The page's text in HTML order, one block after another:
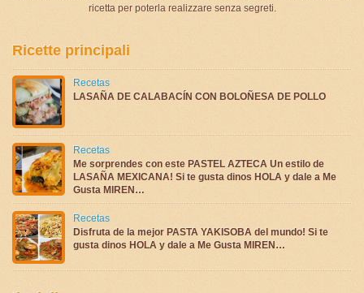
ricetta per poterla realizzare senza segreti.
Ricette principali
Recetas
LASAÑA DE CALABACÍN CON BOLOÑESA DE POLLO
Recetas
Me sorprendes con este PASTEL AZTECA Un estilo de
LASAÑA MEXICANA! Si te gusta dinos HOLA y dale a Me
Gusta MIREN…
Recetas
Disfruta de la mejor PASTA YAKISOBA del mundo! Si te
gusta dinos HOLA y dale a Me Gusta MIREN…